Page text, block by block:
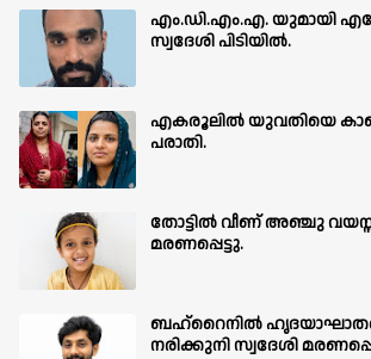
എം.ഡി.എം.എ. യുമായി
സ്വദേശി പിടിയിൽ.
എകരൂലിൽ യുവതിയെ
പരാതി.
തോട്ടിൽ വീണ് അഞ്ചു
മരണപ്പെട്ടു.
ബഹ്‌റൈനിൽ
നരിക്കുനി സ്വദേശി